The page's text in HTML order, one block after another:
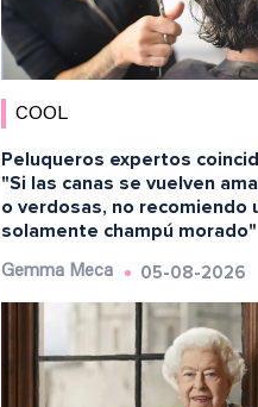
COOL
Peluqueros expertos
"Si las canas se vuelven
o verdosas, no recomiendo
solamente champú morado"
Gemma Meca 05-08-2026